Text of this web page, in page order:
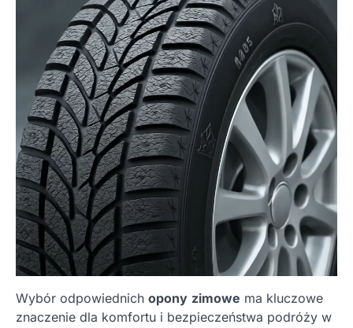
Wybór odpowiednich opony zimowe ma kluczowe
znaczenie dla komfortu i bezpieczeństwa podróży w